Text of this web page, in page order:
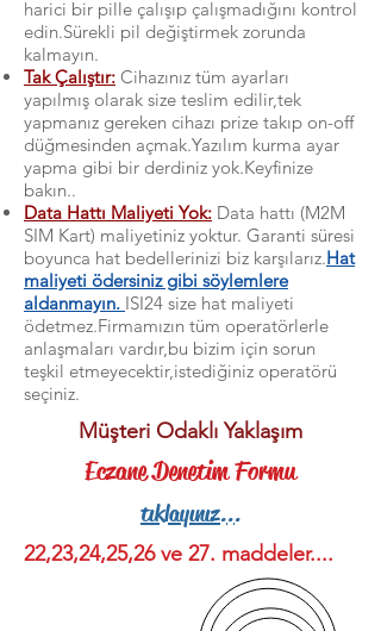
harici bir pille çalışıp çalışmadığını kontrol
edin.Sürekli pil değiştirmek zorunda
kalmayın.
Tak Çalıştır: Cihazınız tüm ayarları
yapılmış olarak size teslim edilir,tek
yapmanız gereken cihazı prize takıp on-off
düğmesinden açmak.Yazılım kurma ayar
yapma gibi bir derdiniz yok.Keyfinize
bakın..
Data Hattı Maliyeti Yok: Data hattı (M2M
SIM Kart) maliyetiniz yoktur. Garanti süresi
boyunca hat bedellerinizi biz karşılarız.Hat
maliyeti ödersiniz gibi söylemlere
aldanmayın. ISI24 size hat maliyeti
ödetmez.Firmamızın tüm operatörlerle
anlaşmaları vardır,bu bizim için sorun
teşkil etmeyecektir,istediğiniz operatörü
seçiniz.
Müşteri Odaklı Yaklaşım
Eczane Denetim Formu
tıklayınız...
22,23,24,25,26 ve 27. maddeler....